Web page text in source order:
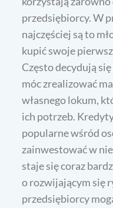
przedsiębiorcy. W
najczęściej są to
kupić swoje
Często decydują
móc zrealizować
własnego lokum,
ich potrzeb.
popularne wśród
zainwestować w
staje się coraz
o rozwijającym się
przedsiębiorcy